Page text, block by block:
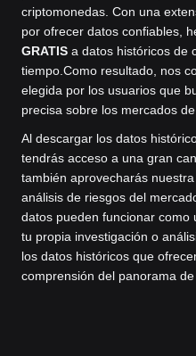
criptomonedas. Con una
por ofrecer datos confiables,
GRATIS a datos históricos de
tiempo. Como resultado, nos
elegida por los usuarios que
precisa sobre los mercados
Al descargar los datos
tendrás acceso a una gran
también aprovecharás
análisis de riesgos del
datos pueden funcionar como
tu propia investigación o
los datos históricos que
comprensión del panorama